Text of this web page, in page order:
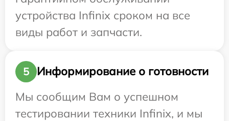
устройства Infinix сроком на все
виды работ и запчасти.
5
Информирование о готовности
Мы сообщим Вам о успешном
тестировании техники Infinix, и мы